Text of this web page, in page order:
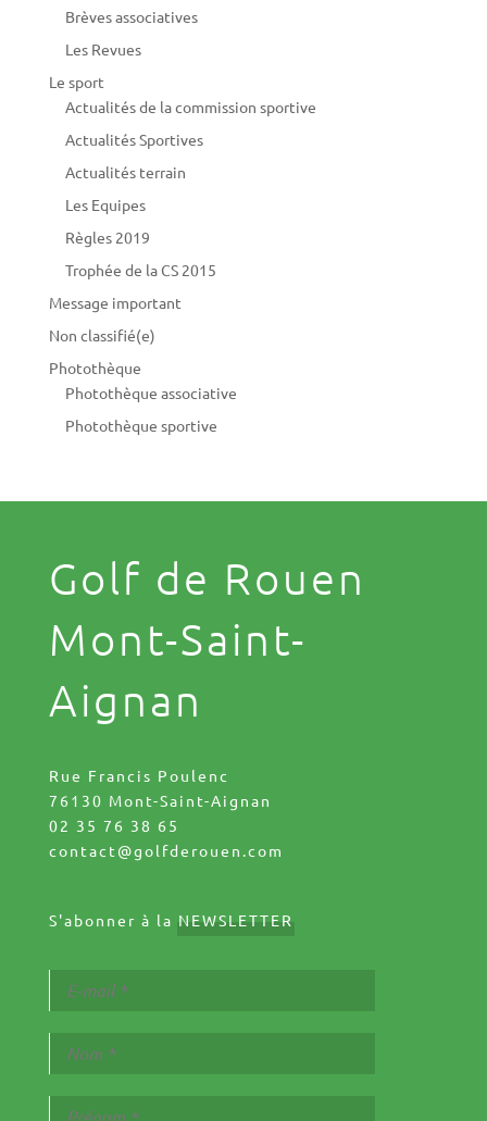
Brèves associatives
Les Revues
Le sport
Actualités de la commission sportive
Actualités Sportives
Actualités terrain
Les Equipes
Règles 2019
Trophée de la CS 2015
Message important
Non classifié(e)
Photothèque
Photothèque associative
Photothèque sportive
Golf de Rouen
Mont-Saint-
Aignan
Rue Francis Poulenc
76130 Mont-Saint-Aignan
02 35 76 38 65
contact@golfderouen.com
S'abonner à la NEWSLETTER